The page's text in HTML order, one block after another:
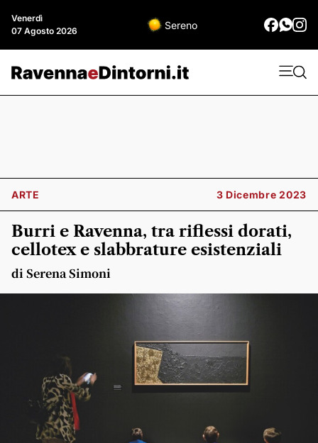
Venerdì
07 Agosto 2026
Sereno
ARTE 3 Dicembre 2023
Burri e Ravenna, tra riflessi dorati,
cellotex e slabbrature esistenziali
di Serena Simoni